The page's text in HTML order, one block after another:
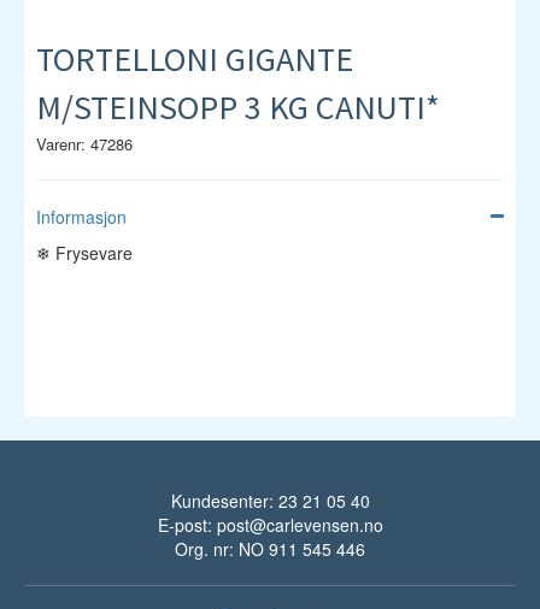
TORTELLONI GIGANTE
M/STEINSOPP 3 KG CANUTI*
Varenr: 47286
Informasjon
❄ Frysevare
Kundesenter: 23 21 05 40
E-post: post@carlevensen.no
Org. nr: NO 911 545 446